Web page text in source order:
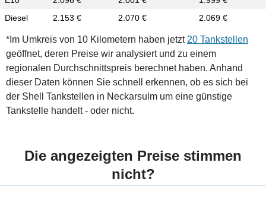
Diesel
2.153 € 2.070 € 2.069 €
*Im Umkreis von 10 Kilometern haben jetzt 20 Tankstellen
geöffnet, deren Preise wir analysiert und zu einem
regionalen Durchschnittspreis berechnet haben. Anhand
dieser Daten können Sie schnell erkennen, ob es sich bei
der Shell Tankstellen in Neckarsulm um eine günstige
Tankstelle handelt - oder nicht.
Die angezeigten Preise stimmen
nicht?